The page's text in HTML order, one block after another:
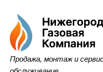
Нижегородская Газовая
Продажа, монтаж и